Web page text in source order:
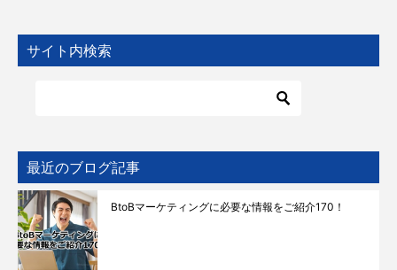
サイト内検索
最近のブログ記事
BtoBマーケティングに必要な情報をご紹介170！